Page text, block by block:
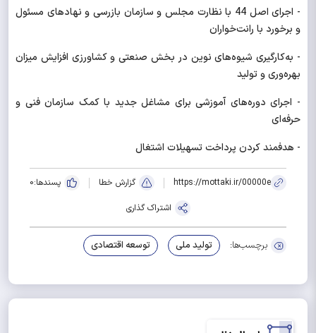
- اجرای اصل 44 با نظارت مجلس و سازمان بازرسی و نهادهای مسئول
و برخورد با رانت‌خواران
- به‌کارگیری شیوه‌های نوین در بخش صنعتی و کشاورزی افزایش میزان
بهره‌وری و تولید
- اجرای دوره‌های آموزشی برای مشاغل جدید با کمک سازمان فنی و
حرفه‌ای
- هدفمند کردن پرداخت تسهیلات اشتغال
https://mottaki.ir/00000e گزارش خطا پسندها:0
اشتراک گذاری
برچسب‌ها: تولید ملی توسعه اقتصادی